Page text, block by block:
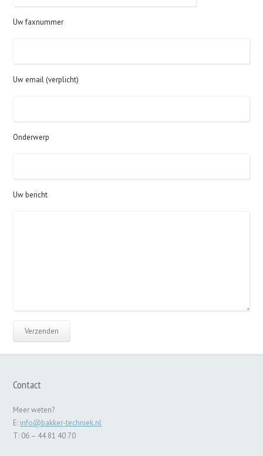
Uw faxnummer
Uw email (verplicht)
Onderwerp
Uw bericht
Contact
Meer weten?
E: info@bakker-techniek.nl
T: 06 – 44 81 40 70